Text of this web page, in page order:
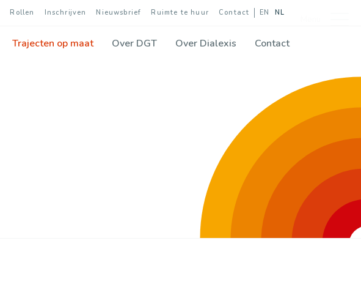
Rollen Inschrijven Nieuwsbrief Ruimte te huur Contact EN NL
Trajecten op maat Over DGT Over Dialexis Contact